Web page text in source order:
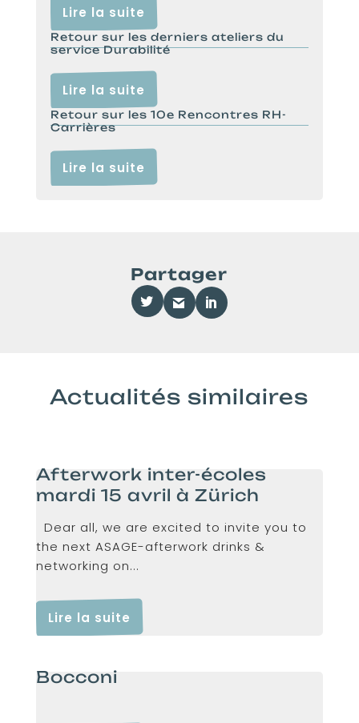
Lire la suite
Retour sur les derniers ateliers du
service Durabilité
Lire la suite
Retour sur les 10e Rencontres RH-
Carrières
Lire la suite
Partager
Actualités similaires
Afterwork inter-écoles
mardi 15 avril à Zürich
Dear all, we are excited to invite you to
the next ASAGE-afterwork drinks &
networking on...
Lire la suite
Bocconi